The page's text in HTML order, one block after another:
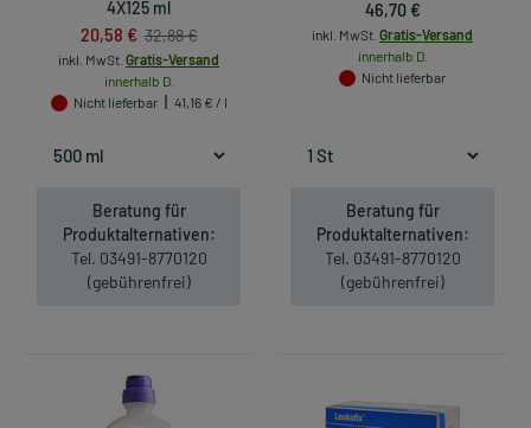
4X125 ml
20,58 € 32,88 €
inkl. MwSt. Gratis-Versand
innerhalb D.
Nicht lieferbar
41,16 € / l
Beratung für
Produktalternativen:
Tel. 03491-8770120
(gebührenfrei)
46,70 €
inkl. MwSt. Gratis-Versand
innerhalb D.
Nicht lieferbar
Beratung für
Produktalternativen:
Tel. 03491-8770120
(gebührenfrei)